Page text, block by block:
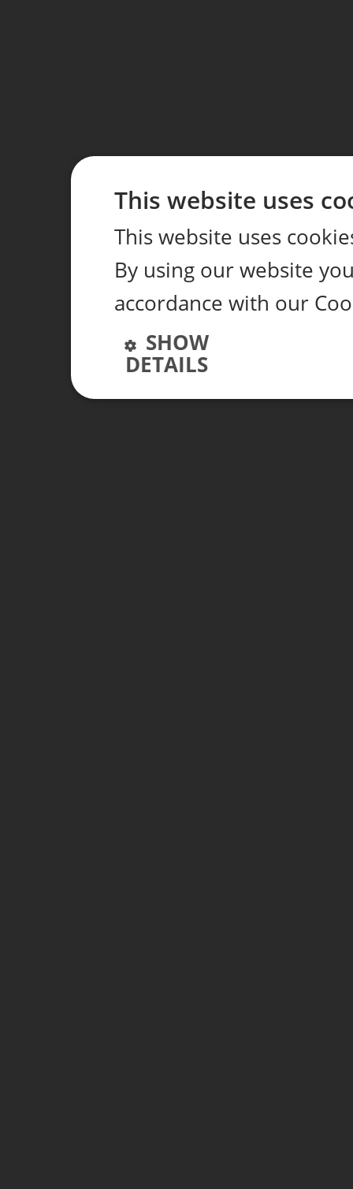
This website uses
This website uses
By using our website
accordance with our
SHOW
DETAILS